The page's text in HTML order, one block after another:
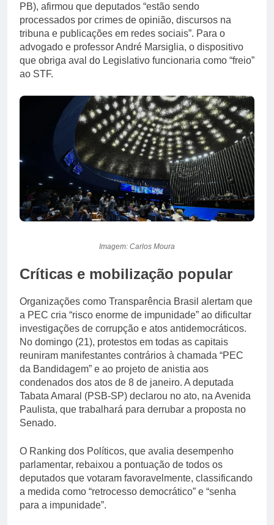
PB), afirmou que deputados “estão sendo
processados por crimes de opinião, discursos na
tribuna e publicações em redes sociais”. Para o
advogado e professor André Marsiglia, o dispositivo
que obriga aval do Legislativo funcionaria como “freio”
ao STF.
Imagem: Carlos Moura
Críticas e mobilização popular
Organizações como Transparência Brasil alertam que
a PEC cria “risco enorme de impunidade” ao dificultar
investigações de corrupção e atos antidemocráticos.
No domingo (21), protestos em todas as capitais
reuniram manifestantes contrários à chamada “PEC
da Bandidagem” e ao projeto de anistia aos
condenados dos atos de 8 de janeiro. A deputada
Tabata Amaral (PSB-SP) declarou no ato, na Avenida
Paulista, que trabalhará para derrubar a proposta no
Senado.
O Ranking dos Políticos, que avalia desempenho
parlamentar, rebaixou a pontuação de todos os
deputados que votaram favoravelmente, classificando
a medida como “retrocesso democrático” e “senha
para a impunidade”.